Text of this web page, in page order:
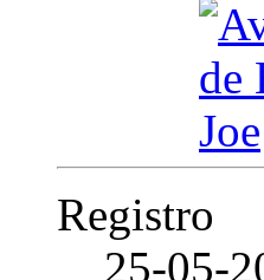
Registro
25-05-